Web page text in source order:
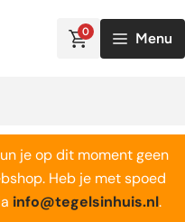
0 Menu
je op dit moment geen
Heb je met spoed
info@tegelsinhuis.nl.